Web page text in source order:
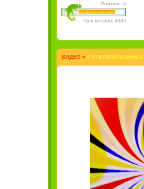
Рейтинг: 4
Просмотров: 4085
ВИДЕО > 8